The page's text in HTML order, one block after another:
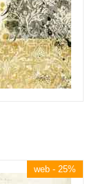
web - 25%